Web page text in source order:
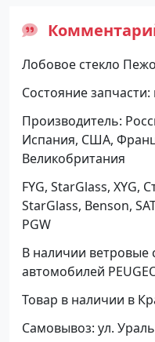
Лобовое стекло
Состояние
Производитель:
Испания, США,
Великобритания
FYG, StarGlass, XYG,
StarGlass, Benson,
PGW
В наличии ветровые
автомобилей
Товар в наличии в
Самовывоз: ул.